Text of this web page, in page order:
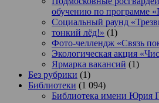
обучению по программе
Социальный раунд
тонкий лёд!» (1)
Фото-челлендж «Связь
Экологическая акция
Ярмарка вакансий (1)
Без рубрики (1)
Библиотеки (1 094)
Библиотека имени Юрия